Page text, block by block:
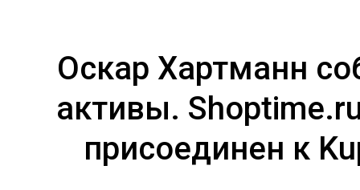
Оскар Хартманн
активы.
присоединен к